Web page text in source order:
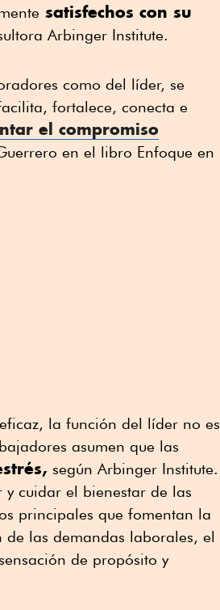
satisfechos con su
Arbinger Institute.
como del líder, se
fortalece, conecta e
el compromiso
en el libro Enfoque en
la función del líder no es
asumen que las
según Arbinger Institute.
y cuidar el bienestar de las
principales que fomentan la
de las demandas laborales, el
de propósito y